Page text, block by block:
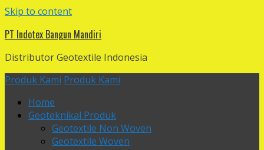
Skip to content
PT Indotex Bangun Mandiri
Distributor Geotextile Indonesia
Produk Kami Produk Kami
Home
Geoteknikal Produk
Geotextile Non Woven
Geotextile Woven